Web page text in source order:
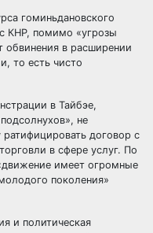
гоминьдановского
КНР, помимо «угрозы
обвинения в расширении
то есть чисто
в Тайбэе,
не
договор с
в сфере услуг. По
имеет огромные
поколения»
и политическая